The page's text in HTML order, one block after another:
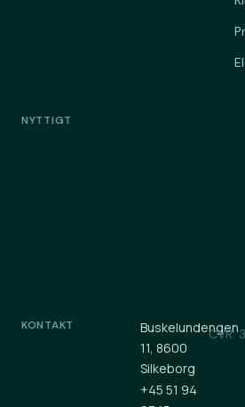
NYTTIGT
KONTAKT
Buskelundengen
11, 8600
Silkeborg
+45 51 94
CVR: